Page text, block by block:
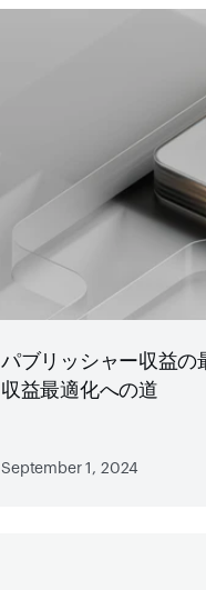
パブリッシャー収益の
収益最適化への道
September 1, 2024